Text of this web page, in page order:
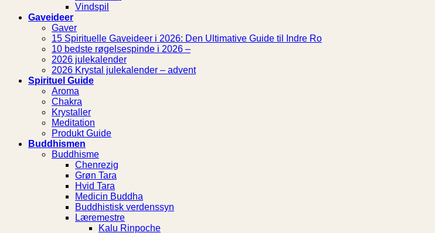
Vindspil
Gaveideer
Gaver
15 Spirituelle Gaveideer i 2026: Den Ultimative Guide til Indre Ro
10 bedste røgelsespinde i 2026 –
2026 julekalender
2026 Krystal julekalender – advent
Spirituel Guide
Aroma
Chakra
Krystaller
Meditation
Produkt Guide
Buddhismen
Buddhisme
Chenrezig
Grøn Tara
Hvid Tara
Medicin Buddha
Buddhistisk verdenssyn
Læremestre
Kalu Rinpoche